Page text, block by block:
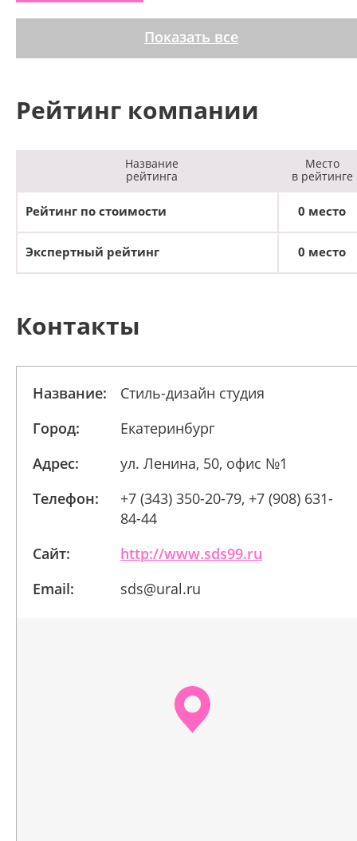
Показать все
Рейтинг компании
Название
рейтинга
Место
в рейтинге
Рейтинг по стоимости 0 место
Экспертный рейтинг 0 место
Контакты
Название:
Стиль-дизайн студия
Город:
Екатеринбург
Адрес:
ул. Ленина, 50, офис №1
Телефон:
+7 (343) 350-20-79, +7 (908) 631-
84-44
Сайт:
http://www.sds99.ru
Email:
sds@ural.ru